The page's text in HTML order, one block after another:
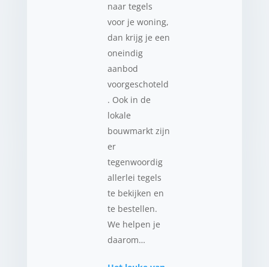
naar tegels
voor je woning,
dan krijg je een
oneindig
aanbod
voorgeschoteld
. Ook in de
lokale
bouwmarkt zijn
er
tegenwoordig
allerlei tegels
te bekijken en
te bestellen.
We helpen je
daarom…